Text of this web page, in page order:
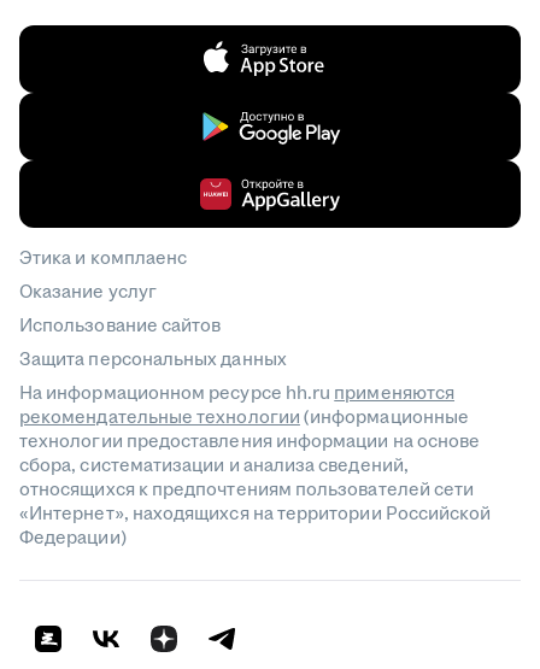
Этика и комплаенс
Оказание услуг
Использование сайтов
Защита персональных данных
На информационном ресурсе hh.ru применяются
рекомендательные технологии(информационные
технологии предоставления информации на основе
сбора, систематизации и анализа сведений,
относящихся к предпочтениям пользователей сети
«Интернет», находящихся на территории Российской
Федерации)